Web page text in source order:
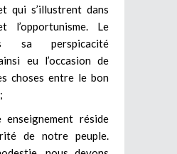
qui s’illustrent dans
l’opportunisme. Le
sa perspicacité
eu l’occasion de
choses entre le bon
réside
de notre peuple.